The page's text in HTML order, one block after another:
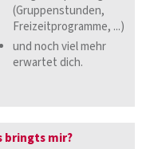
(Gruppenstunden,
Freizeitprogramme, ...)
und noch viel mehr
erwartet dich.
bringts mir?